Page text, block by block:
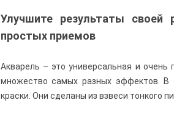
Улучшите результаты
простых приемов
Акварель – это универсальная и очень
множество самых разных эффектов. В
краски. Они сделаны из взвеси тонкого